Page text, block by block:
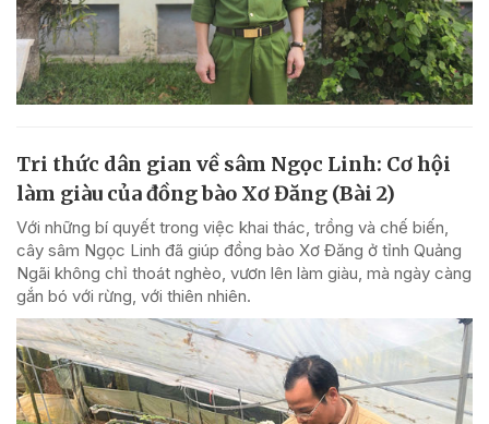
Tri thức dân gian về sâm Ngọc Linh: Cơ hội
làm giàu của đồng bào Xơ Đăng (Bài 2)
Với những bí quyết trong việc khai thác, trồng và chế biến,
cây sâm Ngọc Linh đã giúp đồng bào Xơ Đăng ở tỉnh Quảng
Ngãi không chỉ thoát nghèo, vươn lên làm giàu, mà ngày càng
gắn bó với rừng, với thiên nhiên.